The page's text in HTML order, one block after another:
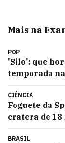
Mais na
POP
'Silo': que
temporada
CIÊNCIA
Foguete da
cratera de 18
BRASIL